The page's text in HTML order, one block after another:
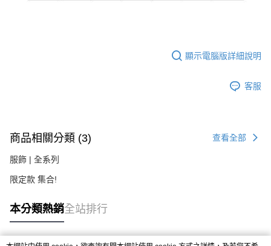
顯示電腦版詳細說明
客服
商品相關分類 (3) 查看全部
服飾 | 全系列
限定款 集合!
本分類熱銷全站排行